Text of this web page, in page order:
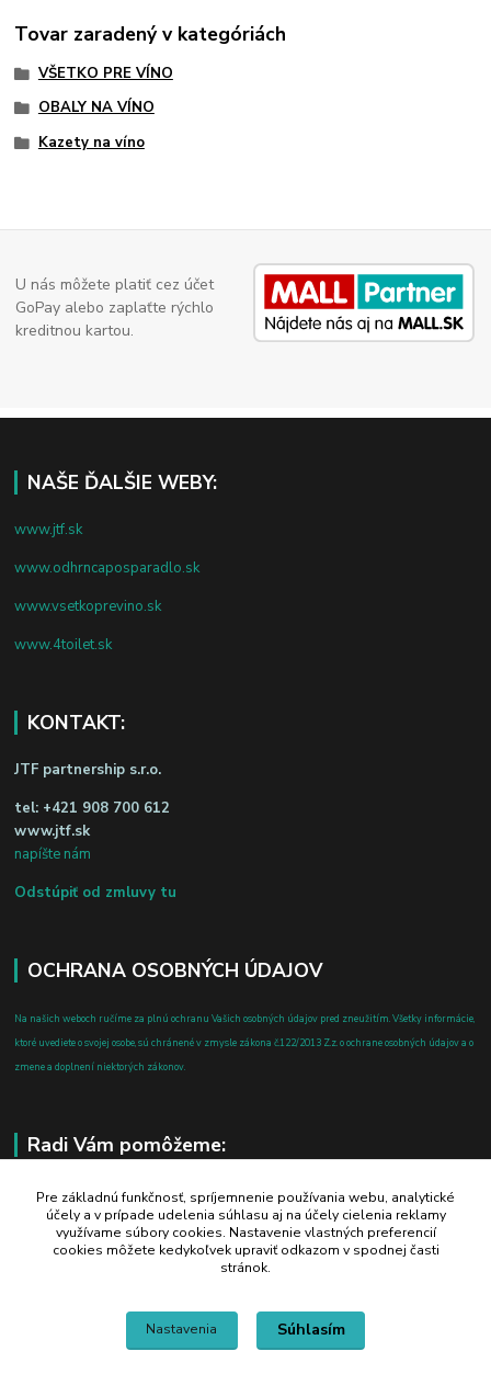
Tovar zaradený v kategóriách
VŠETKO PRE VÍNO
OBALY NA VÍNO
Kazety na víno
U nás môžete platiť cez účet
GoPay alebo zaplaťte rýchlo
kreditnou kartou.
NAŠE ĎALŠIE WEBY:
www.jtf.sk
www.odhrncaposparadlo.sk
www.vsetkoprevino.sk
www.4toilet.sk
KONTAKT:
JTF partnership s.r.o.
tel: +421 908 700 612
www.jtf.sk
napíšte nám
Odstúpiť od zmluvy tu
OCHRANA OSOBNÝCH ÚDAJOV
Na našich weboch ručíme za plnú ochranu Vašich osobných údajov pred zneužitím. Všetky informácie,
ktoré uvediete o svojej osobe, sú chránené v zmysle zákona č.122/2013 Z.z. o ochrane osobných údajov a o
zmene a doplnení niektorých zákonov.
Radi Vám pomôžeme:
+421 908 700 612
po-pia: 8.00 - 16.00
business@jtf.sk
Pre základnú funkčnosť, spríjemnenie používania webu, analytické
účely a v prípade udelenia súhlasu aj na účely cielenia reklamy
využívame súbory cookies. Nastavenie vlastných preferencií
cookies môžete kedykoľvek upraviť odkazom v spodnej časti
stránok.
Nastavenia Súhlasím